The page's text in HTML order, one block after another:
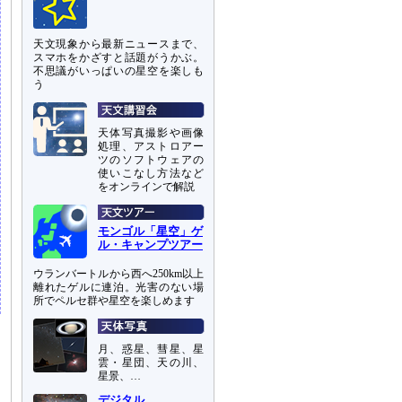
天文現象から最新ニュースまで、
スマホをかざすと話題がうかぶ。
不思議がいっぱいの星空を楽しも
う
天体写真撮影や画像
処理、アストロアー
ツのソフトウェアの
使いこなし方法など
をオンラインで解説
モンゴル「星空」ゲ
ル・キャンプツアー
ウランバートルから西へ250km以上
離れたゲルに連泊。光害のない場
所でペルセ群や星空を楽しめます
月、惑星、彗星、星
雲・星団、天の川、
星景、…